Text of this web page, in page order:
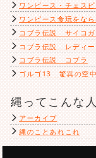
ワンピース・チェス
ワンピース食玩をな
コブラ伝説 サイコガ
コブラ伝説 レディー
コブラ伝説 コブラ
ゴルゴ13 驚異の空
縄ってこんな人
アーカイブ
縄のことあれこれ